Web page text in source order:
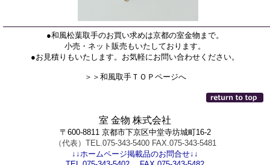
●和風松葉取手のお買い求めは京都の室金物まで。
小売・ネット販売もいたしております。
●お見積りもいたします。お気軽にお問い合わせください。
＞＞和風取手ＴＯＰページへ
室 金物 株式会社
〒600-8811 京都市下京区中堂寺坊城町16-2
（代表）TEL.075-343-5400 FAX.075-343-5481
↓↓ホームページ掲載品のお問合せ↓↓